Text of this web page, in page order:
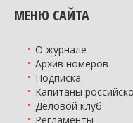
МЕНЮ САЙТА
О журнале
Архив номеров
Подписка
Капитаны
Деловой клуб
Регламенты